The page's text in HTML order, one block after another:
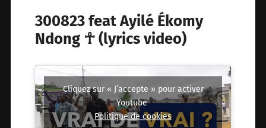
300823 feat Ayilé Ékomy
Ndong ☥ (lyrics video)
Cliquez sur « J’accepte » pour activer
Youtube
Politique de cookies